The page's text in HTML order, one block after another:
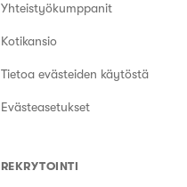
Yhteistyökumppanit
Kotikansio
Tietoa evästeiden käytöstä
Evästeasetukset
REKRYTOINTI